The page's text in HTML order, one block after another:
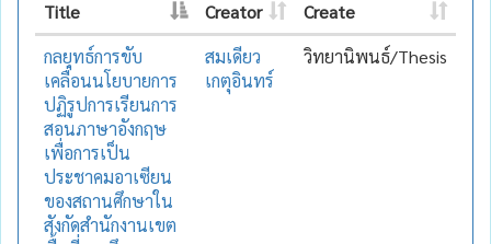
Title Creator
Create
กลยุทธ์การขับ
เคลื่อนนโยบายการ
ปฏิรูปการเรียนการ
สอนภาษาอังกฤษ
เพื่อการเป็น
ประชาคมอาเซียน
ของสถานศึกษาใน
สังกัดสำนักงานเขต
สมเดียว
เกตุอินทร์
วิทยานิพนธ์/Thesis